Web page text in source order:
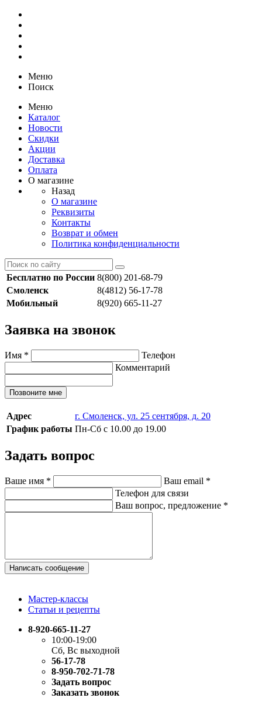
Меню
Поиск
Меню
Каталог
Новости
Скидки
Акции
Доставка
Оплата
О магазине
Назад
О магазине
Реквизиты
Контакты
Возврат и обмен
Политика конфиденциальности
Бесплатно по России 8(800) 201-68-79
Смоленск
8(4812) 56-17-78
Мобильный
8(920) 665-11-27
Заявка на звонок
Имя *
Телефон
Комментарий
Позвоните мне
Адрес
г. Смоленск, ул. 25 сентября, д. 20
График работы Пн-Сб с 10.00 до 19.00
Задать вопрос
Ваше имя * Ваш email *
Телефон для связи
Ваш вопрос, предложение *
Написать сообщение
Мастер-классы
Статьи и рецепты
8-920-665-11-27
10:00-19:00
Сб, Вс выходной
56-17-78
8-950-702-71-78
Задать вопрос
Заказать звонок